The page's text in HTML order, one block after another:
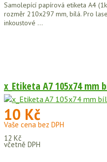
Samolepící papírová etiketa A4
rozměr 210x297 mm, bílá. Pro
inkoustové ...
x_Etiketa A7 105x74 mm
10 Kč
Vaše cena bez DPH
12 Kč
včetně DPH